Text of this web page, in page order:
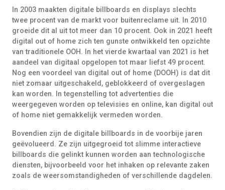
In 2003 maakten digitale billboards en displays slechts
twee procent van de markt voor buitenreclame uit. In 2010
groeide dit al uit tot meer dan 10 procent. Ook in 2021 heeft
digital out of home zich ten gunste ontwikkeld ten opzichte
van traditionele OOH. In het vierde kwartaal van 2021 is het
aandeel van digitaal opgelopen tot maar liefst 49 procent.
Nog een voordeel van digital out of home (DOOH) is dat dit
niet zomaar uitgeschakeld, geblokkeerd of overgeslagen
kan worden. In tegenstelling tot advertenties die
weergegeven worden op televisies en online, kan digital out
of home niet gemakkelijk vermeden worden.
Bovendien zijn de digitale billboards in de voorbije jaren
geëvolueerd. Ze zijn uitgegroeid tot slimme interactieve
billboards die gelinkt kunnen worden aan technologische
diensten, bijvoorbeeld voor het inhaken op relevante zaken
zoals de weersomstandigheden of verschillende dagdelen.